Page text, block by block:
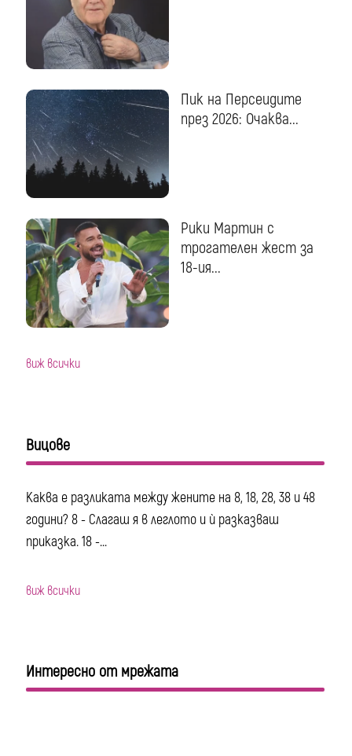
Пик на Персеидите
през 2026: Очаква...
Рики Мартин с
трогателен жест за
18-ия...
виж всички
Вицове
Каква е разликата между жените на 8, 18, 28, 38 и 48
години? 8 - Слагаш я в леглото и ѝ разказваш
приказка. 18 -...
виж всички
Интересно от мрежата